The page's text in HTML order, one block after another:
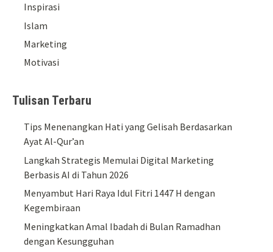
Inspirasi
Islam
Marketing
Motivasi
Tulisan Terbaru
Tips Menenangkan Hati yang Gelisah Berdasarkan
Ayat Al-Qur’an
Langkah Strategis Memulai Digital Marketing
Berbasis AI di Tahun 2026
Menyambut Hari Raya Idul Fitri 1447 H dengan
Kegembiraan
Meningkatkan Amal Ibadah di Bulan Ramadhan
dengan Kesungguhan